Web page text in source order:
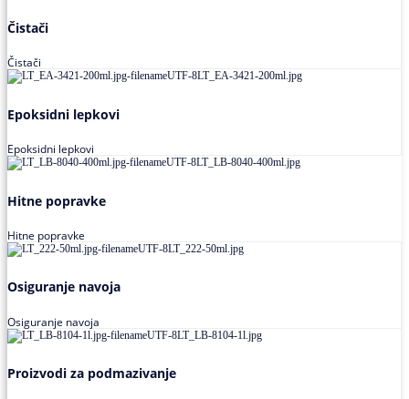
Čistači
Čistači
Epoksidni lepkovi
Epoksidni lepkovi
Hitne popravke
Hitne popravke
Osiguranje navoja
Osiguranje navoja
Proizvodi za podmazivanje